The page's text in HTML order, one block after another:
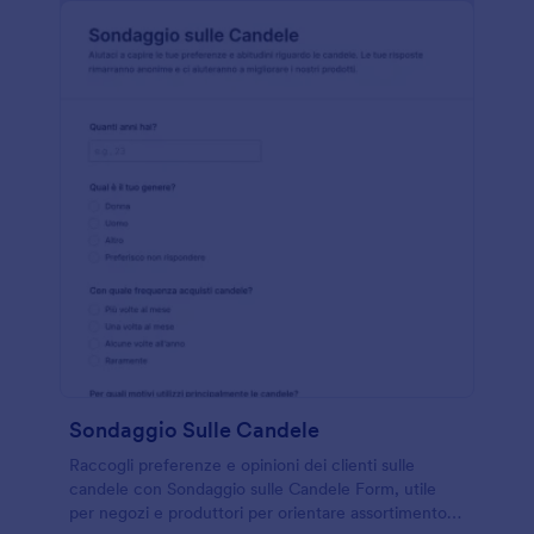
Sondaggio Sulle Candele
Raccogli preferenze e opinioni dei clienti sulle
candele con Sondaggio sulle Candele Form, utile
per negozi e produttori per orientare assortimento,